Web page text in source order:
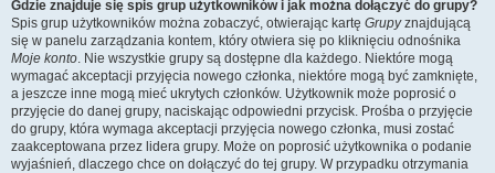
Gdzie znajduje się spis grup użytkowników i jak można dołączyć do grupy?
Spis grup użytkowników można zobaczyć, otwierając kartę Grupyznajdującą
się w panelu zarządzania kontem, który otwiera się po kliknięciu odnośnika
Moje konto. Nie wszystkie grupy są dostępne dla każdego. Niektóre mogą
wymagać akceptacji przyjęcia nowego członka, niektóre mogą być zamknięte,
a jeszcze inne mogą mieć ukrytych członków. Użytkownik może poprosić o
przyjęcie do danej grupy, naciskając odpowiedni przycisk. Prośba o przyjęcie
do grupy, która wymaga akceptacji przyjęcia nowego członka, musi zostać
zaakceptowana przez lidera grupy. Może on poprosić użytkownika o podanie
wyjaśnień, dlaczego chce on dołączyć do tej grupy. W przypadku otrzymania